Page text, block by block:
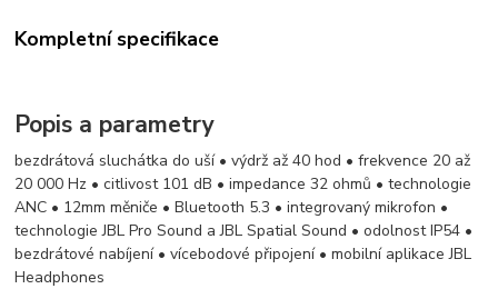
Kompletní specifikace
Popis a parametry
bezdrátová sluchátka do uší • výdrž až 40 hod • frekvence 20 až
20 000 Hz • citlivost 101 dB • impedance 32 ohmů • technologie
ANC • 12mm měniče • Bluetooth 5.3 • integrovaný mikrofon •
technologie JBL Pro Sound a JBL Spatial Sound • odolnost IP54 •
bezdrátové nabíjení • vícebodové připojení • mobilní aplikace JBL
Headphones